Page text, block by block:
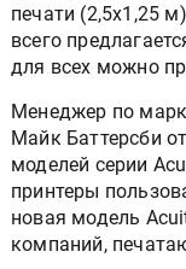
печати (2,5x1,25
всего
для всех можно
Менеджер по
Майк Баттерсби
моделей серии
принтеры
новая модель
компаний,